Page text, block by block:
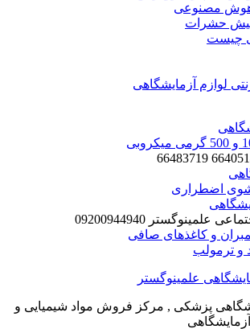
آزمایشگاهی
صافی
, مرکز فروش مواد شیمیایی و